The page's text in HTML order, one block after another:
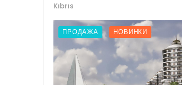
Kıbrıs
ПРОДАЖА НОВИНКИ